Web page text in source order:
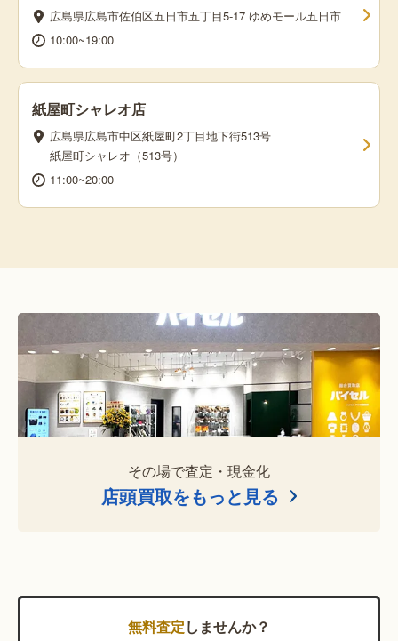
広島県広島市佐伯区五日市五丁目5-17 ゆめモール五日市
10:00~19:00
紙屋町シャレオ店
広島県広島市中区紙屋町2丁目地下街513号
紙屋町シャレオ（513号）
11:00~20:00
その場で査定・現金化
店頭買取をもっと見る
無料査定しませんか？